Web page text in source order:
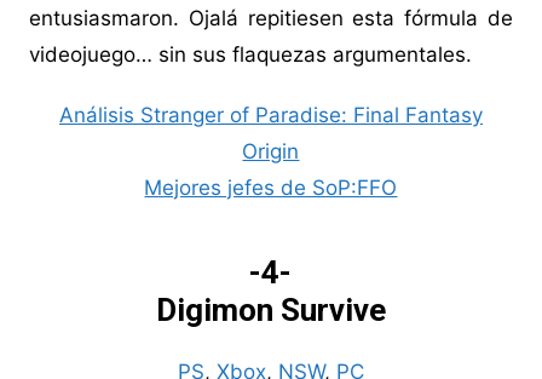
entusiasmaron. Ojalá repitiesen esta fórmula de
videojuego… sin sus flaquezas argumentales.
Análisis Stranger of Paradise: Final Fantasy
Origin
Mejores jefes de SoP:FFO
-4-
Digimon Survive
PS, Xbox, NSW, PC